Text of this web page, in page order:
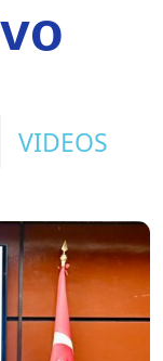
VIDEOS